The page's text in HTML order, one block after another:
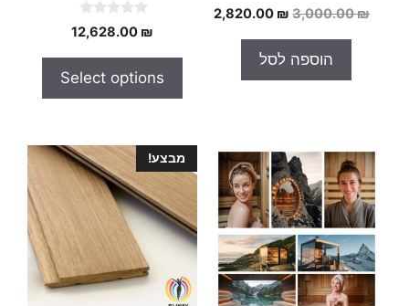
0
o
o
5
3,000.00₪
המחיר
היה:
3,000.00 ₪.
2,820.00 ₪
המחיר
2,820.00 ₪.
הוספה לסל
0
o
o
5
12,628.00 ₪
Select options
מבצע!